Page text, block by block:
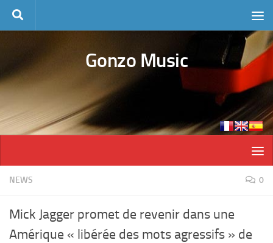
Skip to content
Gonzo Music
NEWS 0
Mick Jagger promet de revenir dans une
Amérique « libérée des mots agressifs » de